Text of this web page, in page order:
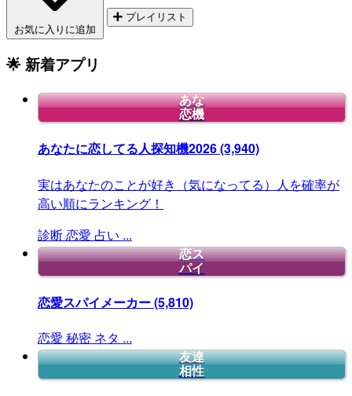
お気に入りに追加
プレイリスト
🌟 新着アプリ
あな
恋機
あなたに恋してる人探知機2026(3,940)
実はあなたのことが好き（気になってる）人を確率が
高い順にランキング！
診断恋愛 占い ...
恋ス
パイ
恋愛スパイメーカー(5,810)
恋愛 秘密 ネタ ...
友達
相性